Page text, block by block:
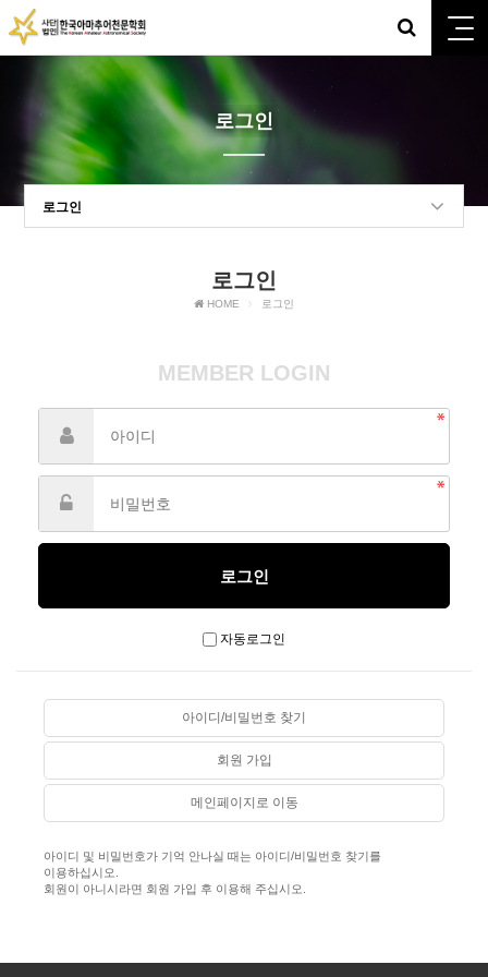
로그인
로그인
로그인
HOME 로그인
MEMBER LOGIN
자동로그인
아이디/비밀번호 찾기
회원 가입
메인페이지로 이동
아이디 및 비밀번호가 기억 안나실 때는 아이디/비밀번호 찾기를
이용하십시오.
회원이 아니시라면 회원 가입 후 이용해 주십시오.